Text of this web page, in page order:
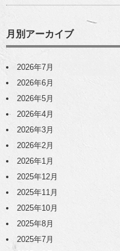
月別アーカイブ
2026年7月
2026年6月
2026年5月
2026年4月
2026年3月
2026年2月
2026年1月
2025年12月
2025年11月
2025年10月
2025年8月
2025年7月